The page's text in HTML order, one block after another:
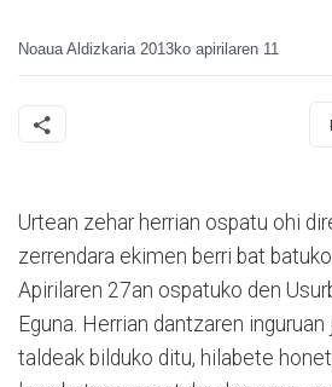
Noaua Aldizkaria 2013ko apirilaren 11
Urtean zehar herrian ospatu ohi
zerrendara ekimen berri bat
Apirilaren 27an ospatuko den
Eguna. Herrian dantzaren
taldeak bilduko ditu, hilabete